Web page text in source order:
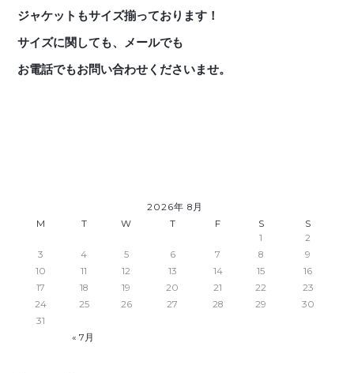
ジャケットもサイズ揃っております！
サイズに関しても、メールでも
お電話でもお問い合わせくださいませ。
2026年 8月
M
T W T F S S
« 7月
1
2
3
4 5 6 7 8
9
10
11 12 13 14 15
16
17
18 19 20 21 22
23
24
25 26 27 28 29
30
31